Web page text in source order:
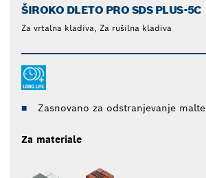
ŠIROKO DLETO PRO SDS PLUS-5C
Za vrtalna kladiva, Za rušilna kladiva
Zasnovano za odstranjevanje malte
Za materiale